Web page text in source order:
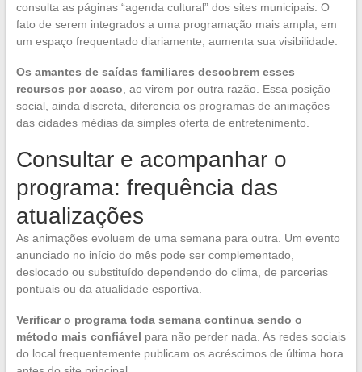
consulta as páginas “agenda cultural” dos sites municipais. O
fato de serem integrados a uma programação mais ampla, em
um espaço frequentado diariamente, aumenta sua visibilidade.
Os amantes de saídas familiares descobrem esses
recursos por acaso, ao virem por outra razão. Essa posição
social, ainda discreta, diferencia os programas de animações
das cidades médias da simples oferta de entretenimento.
Consultar e acompanhar o
programa: frequência das
atualizações
As animações evoluem de uma semana para outra. Um evento
anunciado no início do mês pode ser complementado,
deslocado ou substituído dependendo do clima, de parcerias
pontuais ou da atualidade esportiva.
Verificar o programa toda semana continua sendo o
método mais confiável para não perder nada. As redes sociais
do local frequentemente publicam os acréscimos de última hora